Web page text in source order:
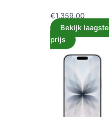
€1,359.00
Bekijk laagste
prijs